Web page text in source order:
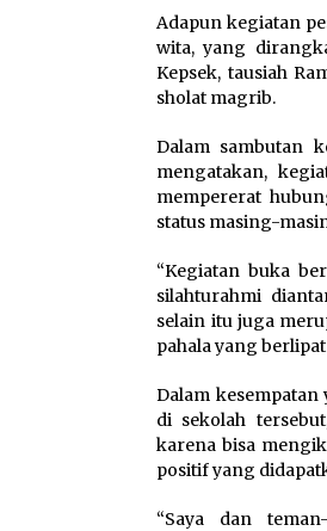
Adapun kegiatan
wita, yang
Kepsek, tausiah
sholat magrib.
Dalam sambutan
mengatakan,
mempererat
status masing-
“Kegiatan buka
silahturahmi
selain itu juga
pahala yang
Dalam kesempatan
di sekolah
karena bisa
positif yang
“Saya dan